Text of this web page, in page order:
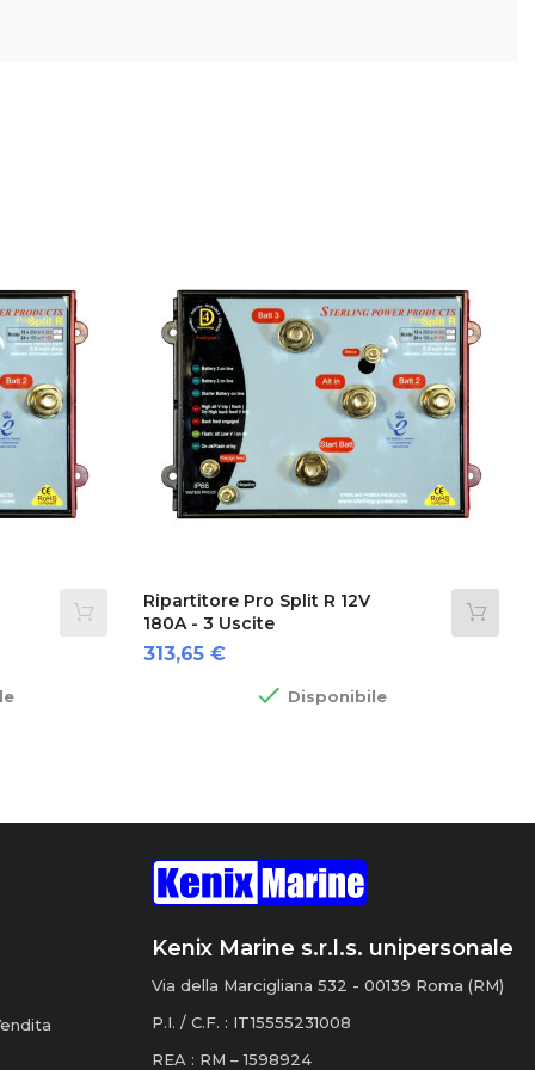
Ripartitore Pro Split R 12V
180A - 3 Uscite
Prezzo
313,65 €
 Disponibile
Kenix Marine s.r.l.s. unipersonale
Via della Marcigliana 532 - 00139 Roma (RM)
P.I. / C.F. : IT15555231008
REA : RM – 1598924